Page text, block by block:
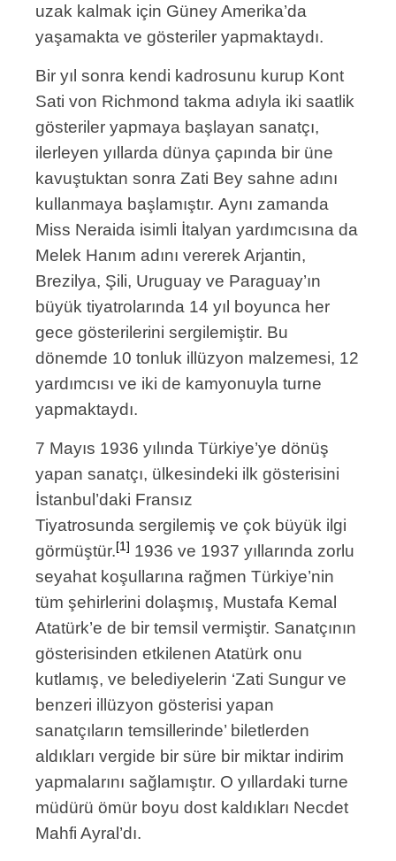
uzak kalmak için Güney Amerika’da
yaşamakta ve gösteriler yapmaktaydı.
Bir yıl sonra kendi kadrosunu kurup Kont
Sati von Richmond takma adıyla iki saatlik
gösteriler yapmaya başlayan sanatçı,
ilerleyen yıllarda dünya çapında bir üne
kavuştuktan sonra Zati Bey sahne adını
kullanmaya başlamıştır. Aynı zamanda
Miss Neraida isimli İtalyan yardımcısına da
Melek Hanım adını vererek Arjantin,
Brezilya, Şili, Uruguay ve Paraguay’ın
büyük tiyatrolarında 14 yıl boyunca her
gece gösterilerini sergilemiştir. Bu
dönemde 10 tonluk illüzyon malzemesi, 12
yardımcısı ve iki de kamyonuyla turne
yapmaktaydı.
7 Mayıs 1936 yılında Türkiye’ye dönüş
yapan sanatçı, ülkesindeki ilk gösterisini
İstanbul’daki Fransız
Tiyatrosunda sergilemiş ve çok büyük ilgi
görmüştür.[1] 1936 ve 1937 yıllarında zorlu
seyahat koşullarına rağmen Türkiye’nin
tüm şehirlerini dolaşmış, Mustafa Kemal
Atatürk’e de bir temsil vermiştir. Sanatçının
gösterisinden etkilenen Atatürk onu
kutlamış, ve belediyelerin ‘Zati Sungur ve
benzeri illüzyon gösterisi yapan
sanatçıların temsillerinde’ biletlerden
aldıkları vergide bir süre bir miktar indirim
yapmalarını sağlamıştır. O yıllardaki turne
müdürü ömür boyu dost kaldıkları Necdet
Mahfi Ayral’dı.